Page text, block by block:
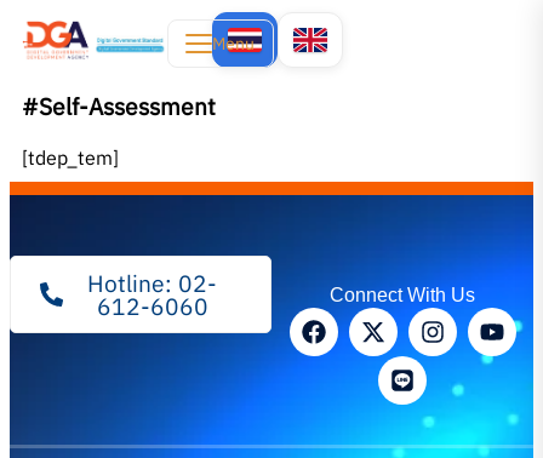
Menu
#Self-Assessment
[tdep_tem]
Hotline: 02-
612-6060 Connect With Us